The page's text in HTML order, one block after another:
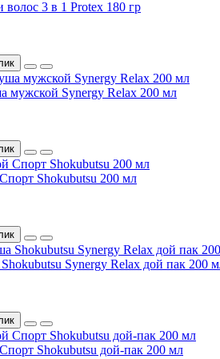
волос 3 в 1 Protex 180 гр
мужской Synergy Relax 200 мл
Shokubutsu 200 мл
Synergy Relax дой пак 200
Shokubutsu дой-пак 200 мл